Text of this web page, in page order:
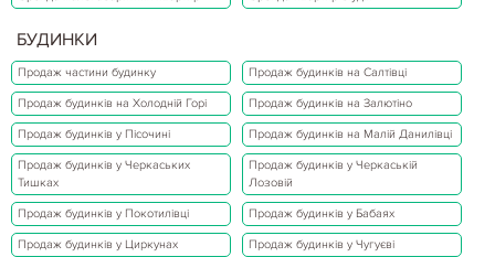
БУДИНКИ
Продаж частини будинку Продаж будинків на Салтівці
Продаж будинків на Холодній Горі Продаж будинків на Залютіно
Продаж будинків у Пісочині Продаж будинків на Малій Данилівці
Продаж будинків у Черкаських
Тишках
Продаж будинків у Черкаській
Лозовій
Продаж будинків у Покотилівці Продаж будинків у Бабаях
Продаж будинків у Циркунах Продаж будинків у Чугуєві